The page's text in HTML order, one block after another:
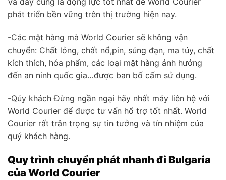
phát triển bền vững trên thị trường hiện nay.
-Các mặt hàng mà World Courier sẽ không vận
chuyển: Chất lỏng, chất nổ,pin, súng đạn, ma túy, chất
kích thích, hóa phẩm, các loại mặt hàng ảnh hưởng
đến an ninh quốc gia…được ban bố cấm sử dụng.
-Qúy khách Đừng ngần ngại hãy nhất máy liên hệ với
World Courier để được tư vấn hổ trợ tốt nhất. World
Courier rất trân trọng sự tin tưởng và tín nhiệm của
quý khách hàng.
Quy trình chuyển phát nhanh đi Bulgaria
của World Courier